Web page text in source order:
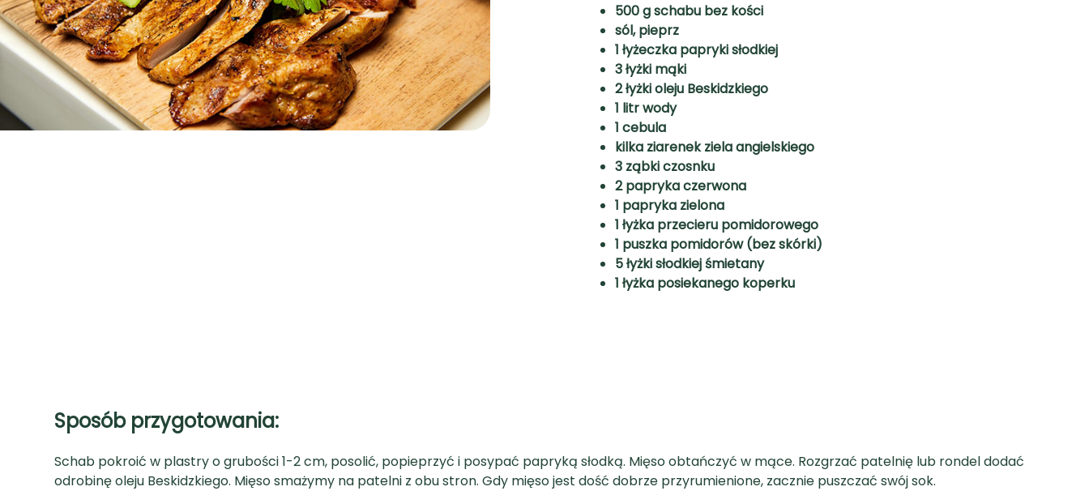
500 g schabu bez kości
sól, pieprz
1 łyżeczka papryki słodkiej
3 łyżki mąki
2 łyżki oleju Beskidzkiego
1 litr wody
1 cebula
kilka ziarenek ziela angielskiego
3 ząbki czosnku
2 papryka czerwona
1 papryka zielona
1 łyżka przecieru pomidorowego
1 puszka pomidorów (bez skórki)
5 łyżki słodkiej śmietany
1 łyżka posiekanego koperku
Sposób przygotowania:
Schab pokroić w plastry o grubości 1-2 cm, posolić, popieprzyć i posypać papryką słodką. Mięso obtańczyć w mące. Rozgrzać patelnię lub rondel dodać
odrobinę oleju Beskidzkiego. Mięso smażymy na patelni z obu stron. Gdy mięso jest dość dobrze przyrumienione, zacznie puszczać swój sok.